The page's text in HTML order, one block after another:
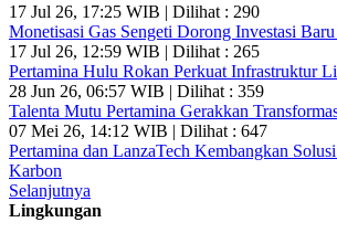
17 Jul 26, 17:25 WIB | Dilihat : 290
Monetisasi Gas Sengeti Dorong Investasi
17 Jul 26, 12:59 WIB | Dilihat : 265
Pertamina Hulu Rokan Perkuat Infrastruktur
28 Jun 26, 06:57 WIB | Dilihat : 359
Talenta Mutu Pertamina Gerakkan
07 Mei 26, 14:12 WIB | Dilihat : 647
Pertamina dan LanzaTech Kembangkan
Karbon
Selanjutnya
Lingkungan